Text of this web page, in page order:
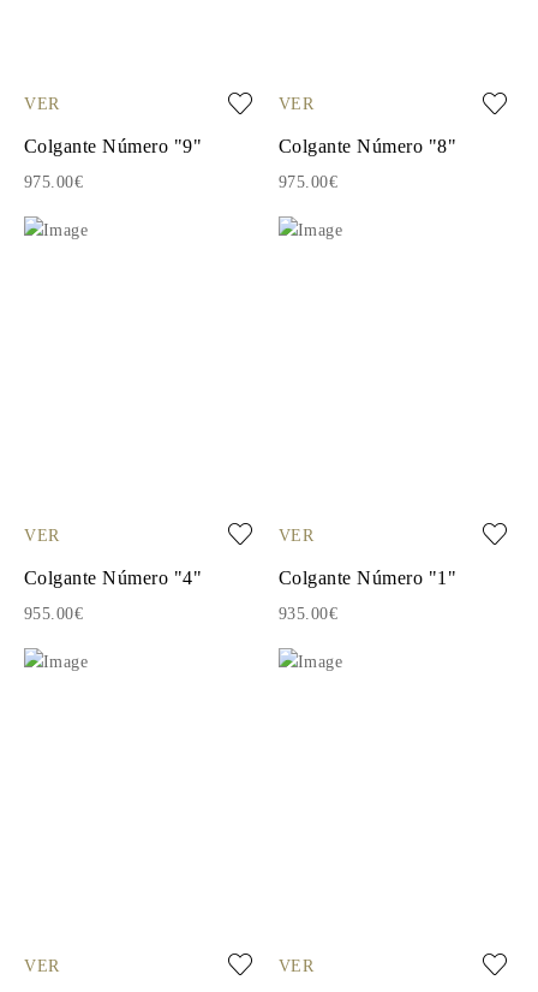
VER
Colgante Número "9"
975.00€
VER
Colgante Número "8"
975.00€
VER
Colgante Número "4"
955.00€
VER
Colgante Número "1"
935.00€
VER VER